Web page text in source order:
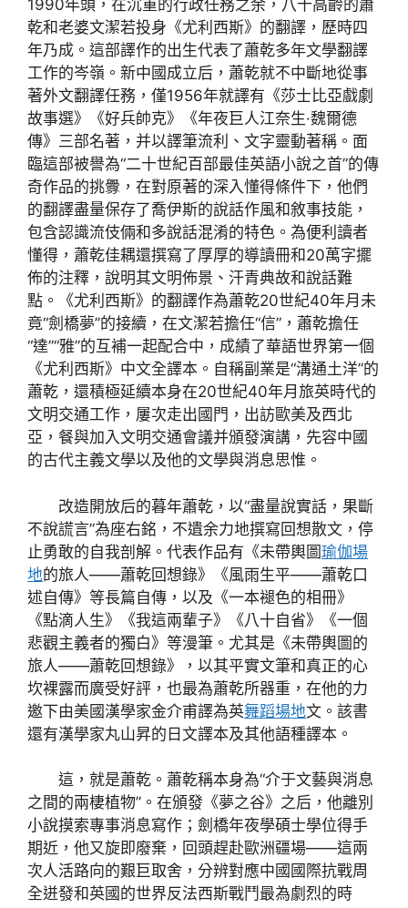
1990年頭，在沉重的行政任務之余，八十高齡的蕭
乾和老婆文潔若投身《尤利西斯》的翻譯，歷時四
年乃成。這部譯作的出生代表了蕭乾多年文學翻譯
工作的岑嶺。新中國成立后，蕭乾就不中斷地從事
著外文翻譯任務，僅1956年就譯有《莎士比亞戲劇
故事選》《好兵帥克》《年夜巨人江奈生·魏爾德
傳》三部名著，并以譯筆流利、文字靈動著稱。面
臨這部被譽為“二十世紀百部最佳英語小說之首”的傳
奇作品的挑釁，在對原著的深入懂得條件下，他們
的翻譯盡量保存了喬伊斯的說話作風和敘事技能，
包含認識流伎倆和多說話混淆的特色。為便利讀者
懂得，蕭乾佳耦還撰寫了厚厚的導讀冊和20萬字擺
佈的注釋，說明其文明佈景、汗青典故和說話難
點。《尤利西斯》的翻譯作為蕭乾20世紀40年月未
竟“劍橋夢”的接續，在文潔若擔任“信”，蕭乾擔任
“達”“雅”的互補一起配合中，成績了華語世界第一個
《尤利西斯》中文全譯本。自稱副業是“溝通土洋”的
蕭乾，還積極延續本身在20世紀40年月旅英時代的
文明交通工作，屢次走出國門，出訪歐美及西北
亞，餐與加入文明交通會議并頒發演講，先容中國
的古代主義文學以及他的文學與消息思惟。
改造開放后的暮年蕭乾，以“盡量說實話，果斷
不說謊言”為座右銘，不遺余力地撰寫回想散文，停
止勇敢的自我剖解。代表作品有《未帶輿圖瑜伽場
地的旅人——蕭乾回想錄》《風雨生平——蕭乾口
述自傳》等長篇自傳，以及《一本褪色的相冊》
《點滴人生》《我這兩輩子》《八十自省》《一個
悲觀主義者的獨白》等漫筆。尤其是《未帶輿圖的
旅人——蕭乾回想錄》，以其平實文筆和真正的心
坎裸露而廣受好評，也最為蕭乾所器重，在他的力
邀下由美國漢學家金介甫譯為英舞蹈場地文。該書
還有漢學家丸山昇的日文譯本及其他語種譯本。
這，就是蕭乾。蕭乾稱本身為“介于文藝與消息
之間的兩棲植物”。在頒發《夢之谷》之后，他離別
小說摸索專事消息寫作；劍橋年夜學碩士學位得手
期近，他又旋即廢棄，回頭趕赴歐洲疆場——這兩
次人活路向的艱巨取舍，分辨對應中國國際抗戰周
全迸發和英國的世界反法西斯戰鬥最為劇烈的時